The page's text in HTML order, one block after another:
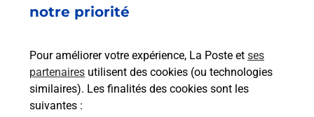
notre priorité
Pour améliorer votre expérience, La Poste et ses
partenaires utilisent des cookies (ou technologies
similaires). Les finalités des cookies sont les
suivantes :
06700 ST LAURENT DU VAR
Malin !